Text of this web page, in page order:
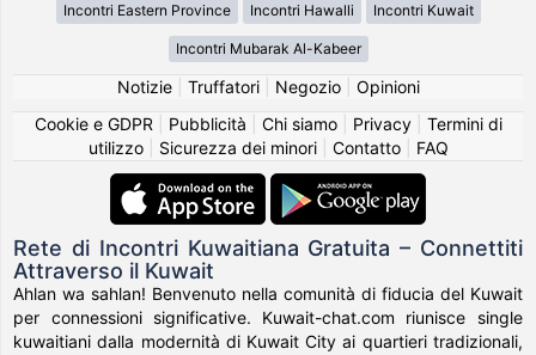
Incontri Eastern Province Incontri Hawalli Incontri Kuwait
Incontri Mubarak Al-Kabeer
Notizie| Truffatori| Negozio| Opinioni
Cookie e GDPR
Pubblicità Chi siamo| Privacy| Termini di
utilizzo| Sicurezza dei minori| Contatto| FAQ
Rete di Incontri Kuwaitiana Gratuita – Connettiti
Attraverso il Kuwait
Ahlan wa sahlan! Benvenuto nella comunità di fiducia del Kuwait
per connessioni significative. Kuwait-chat.com riunisce single
kuwaitiani dalla modernità di Kuwait City ai quartieri tradizionali,